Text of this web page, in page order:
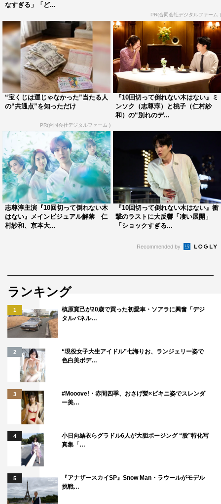
め、ミンソクは母と兄と向き合う決意を固める。桃子に
「全てが解決したらあなたのところに戻ってきたい」とメ
ッセージを送り韓国へ向かおうとするミンソクだったが、
そこにキョンファとヒスン（キム・ドワン）が現れて…。
第7話では、ミンソクが副支配人の仕事に復帰。ベルマン
の制服から久しぶりのスーツ姿を見せたミンソクに「ベル
マン姿も良かったけどスーツの破壊力！」「ミンソクさん
のスーツ素敵すぎ」「おかえり副支配人！」とSNSは大歓
喜。支配人との仕事ぶりにも「最強のタッグになりそう」
「支配人コンビ好き」「しっかり仲良くなってて泣ける」
という声が上がった。
また、韓国語を勉強し、ミンソクに「チング（友達）」と
呼びかけるなど、ミンソクと桃子にそれぞれ親友として寄
り添いサポートする拓人に「拓人いいやつだな！」「ミン
タクいい関係でよかった」「拓人欠点とかないの？」と絶
賛の声が。ミンソクの日本の両親について尋ねる場面も
「拓人先生思い当たることがある？」「気になりすぎる」
だったが、ついにミンソクが決定的な言葉で別れを告げ
る。風見の静かな優しさが映里の心をほどき、初めて本音
を口にして涙を見せた映里の姿には「本気でミンソクが好
きなのに不器用だね…」「映里さんもつらい」「映里も純
愛だったんだ」「素直になれなかったんだね…」「おいし
いものはおいしい、好きなものは好き。号泣…」と共感し
て涙する視聴者が続出。
そしてミンソクが韓国へ向かおうとしたところでキョンフ
ァ＆ヒスンが登場し、一気に緊迫するラストへ。「向こう
から乗り込んできた」「とうとう直接対決だね」「ミンソ
クさん負けないで！」「兄はどっちの味方!?」「楽しくな
ってきた！」「来週どうなるの？」「また波乱起きそう」
「すごい展開になりそうだな」と、視聴者は予想外の展開
に次週への期待と混乱で湧き上がった。
なすぎる」「ど...
PR(合同会社デジタルファーム )
“宝くじは運じゃなかった”当たる人
の“共通点”を知っただけ
PR(合同会社デジタルファーム )
『10回切って倒れない木はない』ミ
ンソク（志尊淳）と桃子（仁村紗
和）の“別れのデ...
志尊淳主演『10回切って倒れない木
はない』メインビジュアル解禁 仁
村紗和、京本大...
『10回切って倒れない木はない』衝
撃のラストに大反響「凄い展開」
「ショックすぎる...
Recommended by
ランキング
1
槙原寛己が20歳で買った初愛車・ソアラに興奮「デジ
タルパネル…
2
“現役女子大生アイドル”七海りお、ランジェリー姿で
色白美ボデ…
3
#Mooove!・赤間四季、おさげ髪×ビキニ姿でスレンダ
ー美…
4
小日向結衣らグラドル6人が大胆ポージング “股”特化写
真集「…
5
『アナザースカイSP』Snow Man・ラウールがモデル
挑戦…